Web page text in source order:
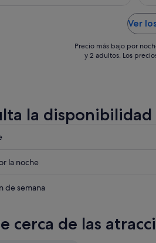
Ver
Precio más bajo por
y 2 adultos. Los
la
la noche
de semana
cerca de las